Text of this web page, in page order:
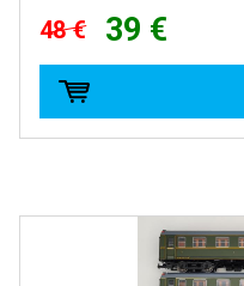
JAERGERNDORFER
JCR
JECO AB
JOUEF CHAMPAGNOLE
48 € 39 €